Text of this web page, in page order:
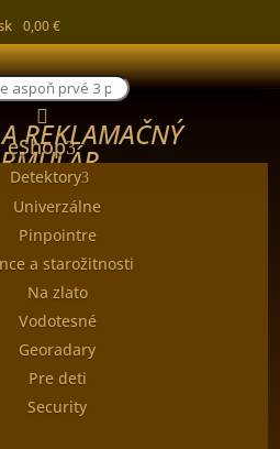
0,00€

eShop
Detektory
Univerzálne
Pinpointre
a starožitnosti
Na zlato
Vodotesné
Georadary
Pre deti
Security
REKLAMAČNÝ